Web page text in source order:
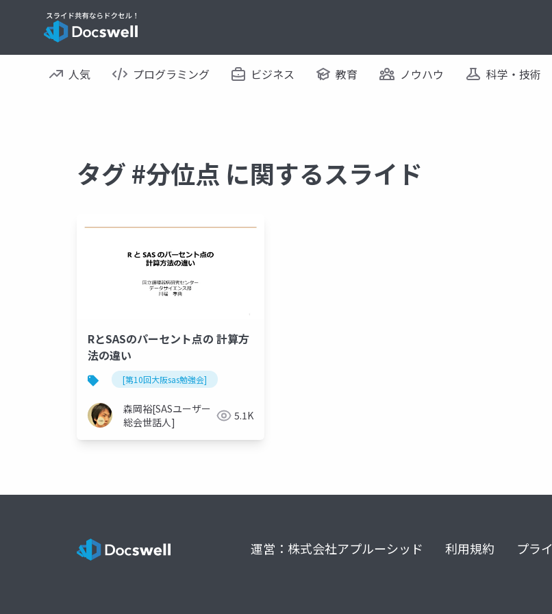
人気 プログラミング ビジネス 教育 ノウハウ 科学・技術
タグ #分位点 に関するスライド
RとSASのパーセント点の 計算方
法の違い
[第10回大阪sas勉強会]
森岡裕[SASユーザー
総会世話人]
5.1K
運営：株式会社アプルーシッド 利用規約 プラ